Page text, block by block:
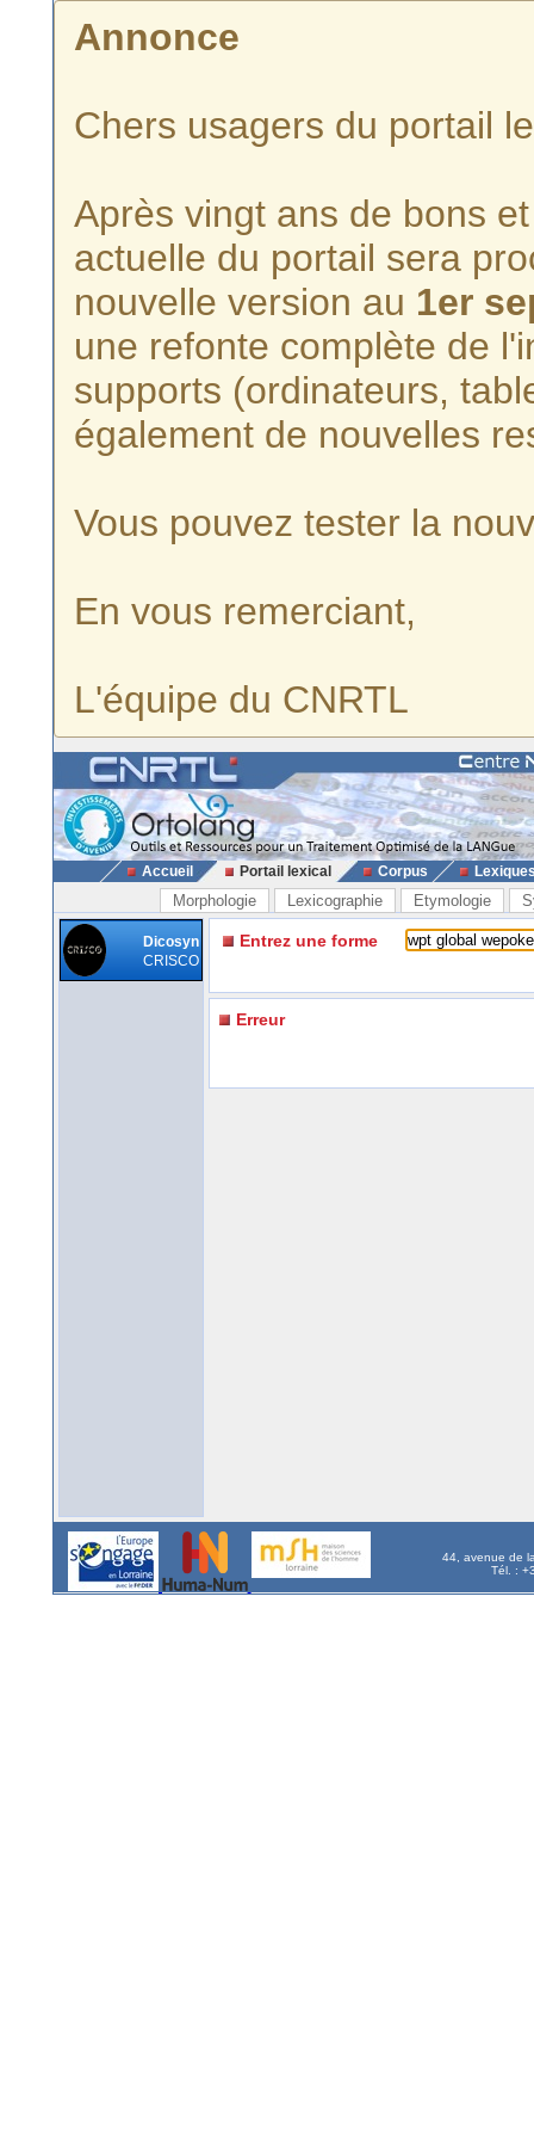
Annonce
Chers usagers du portail
Après vingt ans de bons
actuelle du portail sera
nouvelle version au 1er
une refonte complète de
supports (ordinateurs,
également de nouvelles
Vous pouvez tester la
En vous remerciant,
L'équipe du CNRTL
Accueil Portail lexical Corpus
Morphologie Lexicographie Etymologie
Dicosyn
CRISCO
Entrez une forme
Erreur
44, avenue de
Tél. :